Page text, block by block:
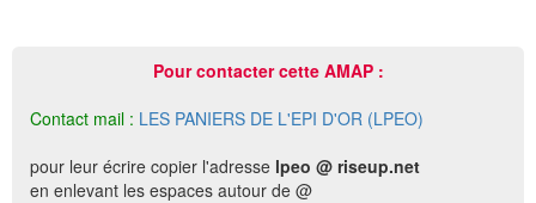
Pour contacter cette AMAP :
Contact mail : LES PANIERS DE L'EPI D'OR (LPEO)
pour leur écrire copier l'adresse lpeo @ riseup.net
en enlevant les espaces autour de @